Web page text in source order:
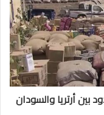
بين أرتريا والسودان